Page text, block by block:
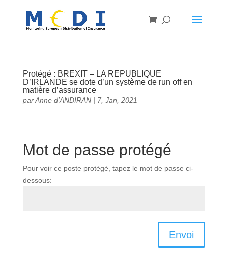
Protégé : BREXIT – LA REPUBLIQUE
D’IRLANDE se dote d’un système de run off en
matière d’assurance
parAnne d’ANDIRAN| 7, Jan, 2021
Mot de passe protégé
Pour voir ce poste protégé, tapez le mot de passe ci-
dessous:
Envoi